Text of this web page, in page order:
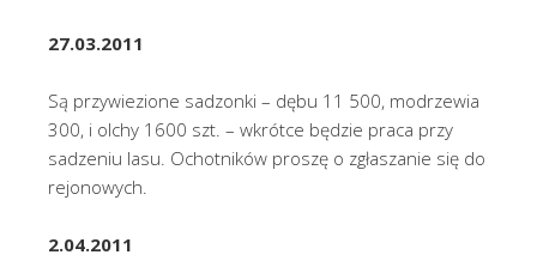
27.03.2011
Są przywiezione sadzonki – dębu 11 500, modrzewia
300, i olchy 1600 szt. – wkrótce będzie praca przy
sadzeniu lasu. Ochotników proszę o zgłaszanie się do
rejonowych.
2.04.2011